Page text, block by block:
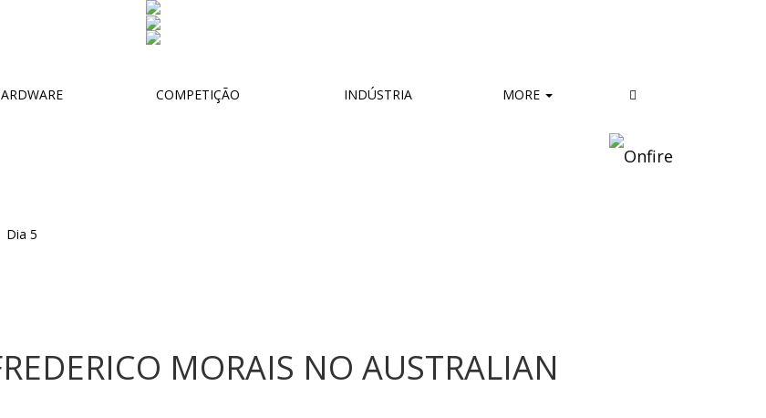
COMPETIÇÃO INDÚSTRIA MORE
MORAIS NO AUSTRALIAN